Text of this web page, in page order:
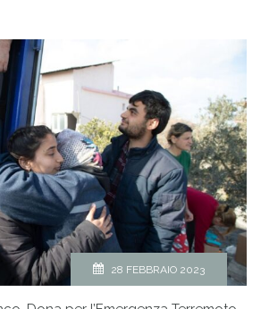
28 FEBBRAIO 2023